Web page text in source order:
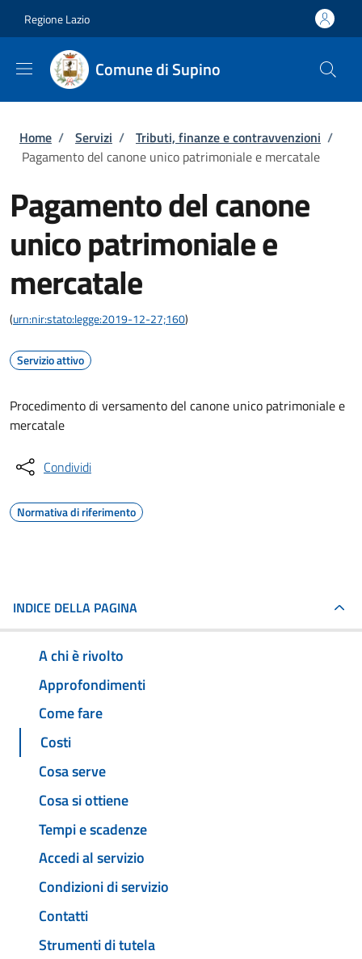
Regione Lazio
Comune di Supino
Briciole di pane
Home / Servizi / Tributi, finanze e contravvenzioni /
Pagamento del canone unico patrimoniale e mercatale
Pagamento del canone
unico patrimoniale e
mercatale
(urn:nir:stato:legge:2019-12-27;160)
Servizio attivo
Procedimento di versamento del canone unico patrimoniale e
mercatale
Condividi
Normativa di riferimento
INDICE DELLA PAGINA
A chi è rivolto
Approfondimenti
Come fare
Costi
Cosa serve
Cosa si ottiene
Tempi e scadenze
Accedi al servizio
Condizioni di servizio
Contatti
Strumenti di tutela